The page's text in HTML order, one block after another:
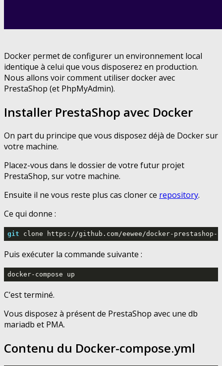
Docker permet de configurer un environnement local
identique à celui que vous disposerez en production.
Nous allons voir comment utiliser docker avec
PrestaShop (et PhpMyAdmin).
Installer PrestaShop avec Docker
On part du principe que vous disposez déjà de Docker sur
votre machine.
Placez-vous dans le dossier de votre futur projet
PrestaShop, sur votre machine.
Ensuite il ne vous reste plus cas cloner ce repository.
Ce qui donne :
git clone https://github.com/eewee/docker-prestashop-
Puis exécuter la commande suivante :
docker-compose up
C’est terminé.
Vous disposez à présent de PrestaShop avec une db
mariadb et PMA.
Contenu du Docker-compose.yml